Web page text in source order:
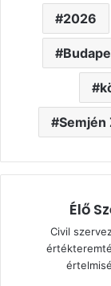
2026
Élő
Civil